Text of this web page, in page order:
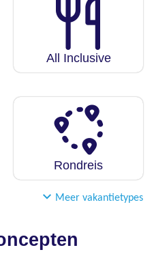
All Inclusive
Rondreis
Meer vakantietypes